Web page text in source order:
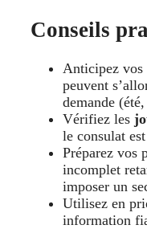
Conseils
Anticipez vos
peuvent
demande
Vérifiez les
le consulat
Préparez vos
incomplet
imposer un
Utilisez en
information